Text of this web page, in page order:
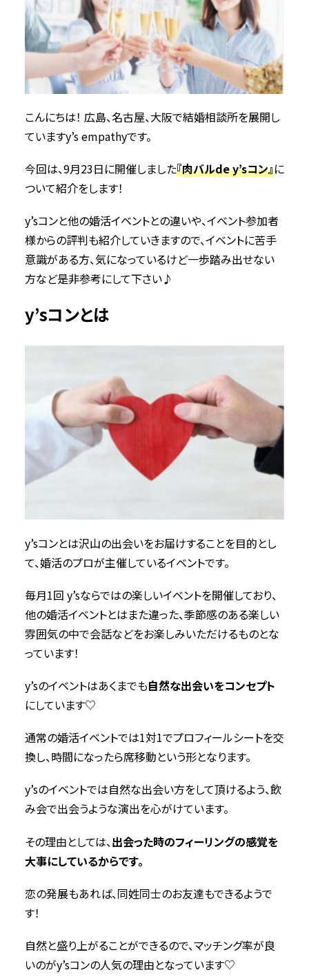
2022年5月
2022年4月
2022年3月
2022年2月
2021年12月
2021年11月
2021年10月
2021年9月
2021年7月
2021年3月
こんにちは！ 広島、名古屋、大阪で結婚相談所を展開し
ていますy’s empathyです。
今回は、9月23日に開催しました『肉バルde y’sコン』に
ついて紹介をします！
y’sコンと他の婚活イベントとの違いや、イベント参加者
様からの評判も紹介していきますので、イベントに苦手
意識がある方、気になっているけど一歩踏み出せない
方など是非参考にして下さい♪
y’sコンとは
y’sコンとは沢山の出会いをお届けすることを目的とし
て、婚活のプロが主催しているイベントです。
毎月1回 y’sならではの楽しいイベントを開催しており、
他の婚活イベントとはまた違った、季節感のある楽しい
雰囲気の中で会話などをお楽しみいただけるものとな
っています！
y’sのイベントはあくまでも自然な出会いをコンセプト
にしています♡
通常の婚活イベントでは1対1でプロフィールシートを交
換し、時間になったら席移動という形となります。
y’sのイベントでは自然な出会い方をして頂けるよう、飲
み会で出会うような演出を心がけています。
その理由としては、出会った時のフィーリングの感覚を
大事にしているからです。
恋の発展もあれば、同姓同士のお友達もできるようで
す！
自然と盛り上がることができるので、マッチング率が良
いのがy’sコンの人気の理由となっています♡